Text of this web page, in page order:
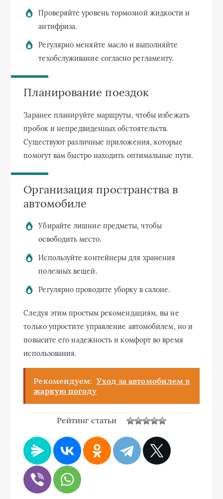
Проверяйте уровень тормозной жидкости и
антифриза.
Регулярно меняйте масло и выполняйте
техобслуживание согласно регламенту.
Планирование поездок
Заранее планируйте маршруты, чтобы избежать
пробок и непредвиденных обстоятельств.
Существуют различные приложения, которые
помогут вам быстро находить оптимальные пути.
Организация пространства в
автомобиле
Убирайте лишние предметы, чтобы
освободить место.
Используйте контейнеры для хранения
полезных вещей.
Регулярно проводите уборку в салоне.
Следуя этим простым рекомендациям, вы не
только упростите управление автомобилем, но и
повысите его надежность и комфорт во время
использования.
Рекомендуем: Уход за автомобилем в
жаркую погоду
Рейтинг статьи